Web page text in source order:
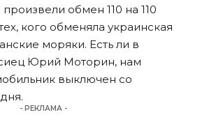
обмен 110 на 110
кого обменяла украинская
моряки. Есть ли в
Юрий Моторин, нам
выключен со
- РЕКЛАМА -